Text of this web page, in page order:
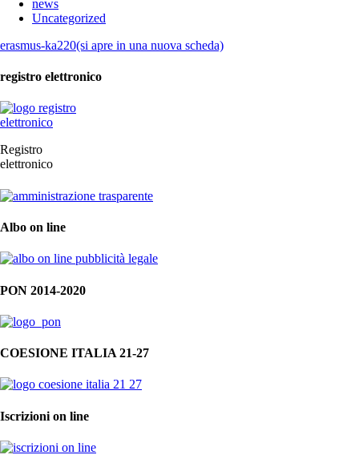
news
Uncategorized
erasmus-ka220(si apre in una nuova scheda)
registro elettronico
Registro
elettronico
Albo on line
PON 2014-2020
COESIONE ITALIA 21-27
Iscrizioni on line